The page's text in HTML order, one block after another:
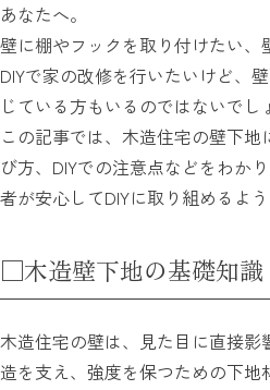
あなたへ。
壁に棚やフックを取り付けたい、
DIYで家の改修を行いたいけど、
じている方もいるのではないでし
この記事では、木造住宅の壁下
び方、DIYでの注意点などをわか
者が安心してDIYに取り組めるよ
□木造壁下地の基礎知識
木造住宅の壁は、見た目に直接
造を支え、強度を保つための下地